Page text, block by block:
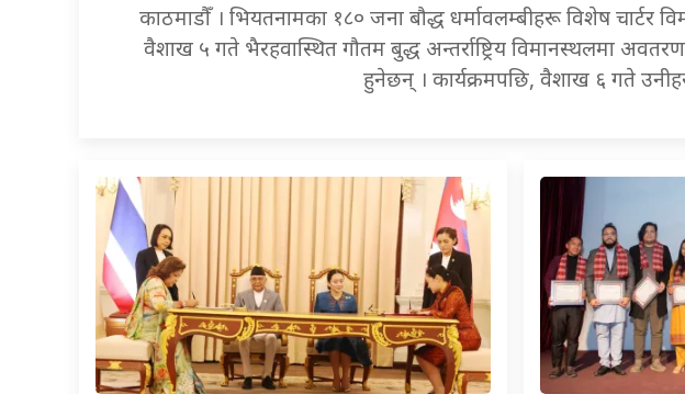
काठमाडौँ । भियतनामका १८० जना बौद्ध धर्मावलम्बीहरू विशेष
वैशाख ५ गते भैरहवास्थित गौतम बुद्ध अन्तर्राष्ट्रिय विमानस्थलमा
हुनेछन् । कार्यक्रमपछि, वैशाख ६ गते